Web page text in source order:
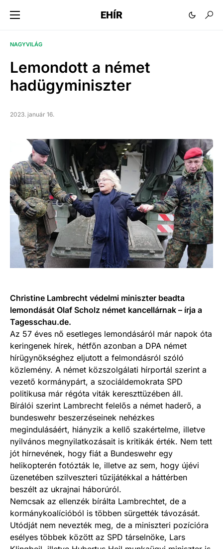
EHÍR
NAGYVILÁG
Lemondott a német
hadügyminiszter
2023. január 16.
Christine Lambrecht védelmi miniszter beadta
lemondását Olaf Scholz német kancellárnak – írja a
Tagesschau.de.
Az 57 éves nő esetleges lemondásáról már napok óta
keringenek hírek, hétfőn azonban a DPA német
hírügynökséghez eljutott a felmondásról szóló
közlemény. A német közszolgálati hírportál szerint a
vezető kormánypárt, a szociáldemokrata SPD
politikusa már régóta viták kereszttüzében áll.
Bírálói szerint Lambrecht felelős a német haderő, a
bundeswehr beszerzéseinek nehézkes
megindulásáért, hiányzik a kellő szakértelme, illetve
nyilvános megnyilatkozásait is kritikák érték. Nem tett
jót hírnevének, hogy fiát a Bundeswehr egy
helikopterén fotózták le, illetve az sem, hogy újévi
üzenetében szilveszteri tűzijátékkal a háttérben
beszélt az ukrajnai háborúról.
Nemcsak az ellenzék bírálta Lambrechtet, de a
kormánykoalícióból is többen sürgették távozását.
Utódját nem nevezték meg, de a miniszteri pozícióra
esélyes többek között az SPD társelnöke, Lars